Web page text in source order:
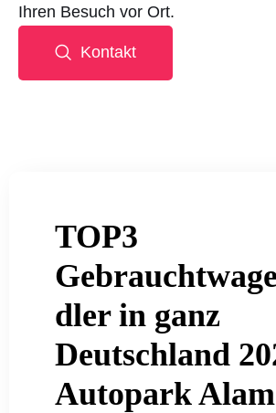
Ihren Besuch vor Ort.
Kontakt
TOP3
dler in ganz
Deutschland
Autopark Alam